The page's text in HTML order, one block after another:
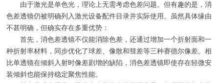
由于激光是单色光，理论上无需考虑色差问题。但有趣的是，消
色差透镜仍被明确列入激光设备配件目录并实际使用。虽然具体缘由
不甚明确，但确实存在多重优势：
首先，消色差透镜不仅能消除色差，还通过增加一个折射面和一
种折射率材料，同步优化了球差、像散和彗差等三种赛德尔像差。相
比单透镜在倾斜入射时像差剧增的缺陷，消色差透镜即使存在轻微安
装倾斜也能保持稳定聚焦性能。